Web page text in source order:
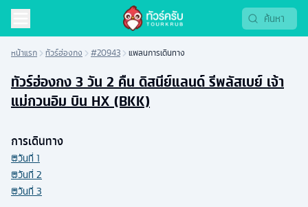
หน้าแรก ทัวร์ฮ่องกง #20943 แพลนการเดินทาง
ทัวร์ฮ่องกง 3 วัน 2 คืน ดิสนีย์แลนด์ รีพลัสเบย์ เจ้า
แม่กวนอิม บิน HX (BKK)
การเดินทาง
วันที่ 1
วันที่ 2
วันที่ 3